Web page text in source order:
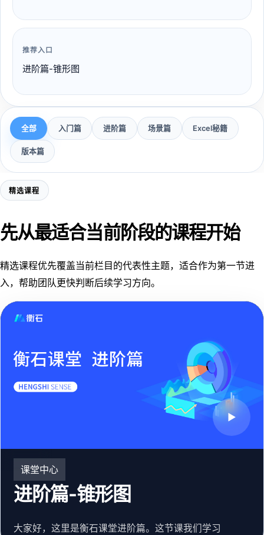
推荐入口
进阶篇-锥形图
全部 入门篇 进阶篇 场景篇 Excel秘籍
版本篇
精选课程
先从最适合当前阶段的课程开始
精选课程优先覆盖当前栏目的代表性主题，适合作为第一节进
入，帮助团队更快判断后续学习方向。
课堂中心
进阶篇-锥形图
大家好，这里是衡石课堂进阶篇。这节课我们学习
▶